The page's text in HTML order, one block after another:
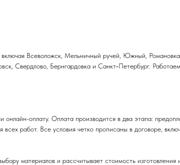
Всеволожск, Мельничный ручей, Южный,
Свердлово, Бернгардовка и Санкт‑Петербург.
оплату. Оплата производится в два этапа:
работ. Все условия четко прописаны в договоре,
материалов и рассчитывает стоимость изготовления